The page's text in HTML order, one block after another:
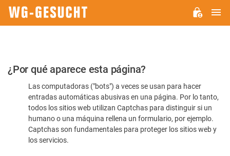
Por
favor,
confirme
humano
¿Por qué aparece esta página?
Las computadoras ("bots") a veces se usan para hacer
entradas automáticas abusivas en una página. Por lo tanto,
todos los sitios web utilizan Captchas para distinguir si un
humano o una máquina rellena un formulario, por ejemplo.
Captchas son fundamentales para proteger los sitios web y
los servicios.